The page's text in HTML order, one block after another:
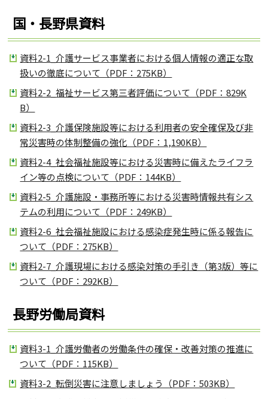
国・長野県資料
資料2-1_介護サービス事業者における個人情報の適正な取
扱いの徹底について（PDF：275KB）
資料2-2_福祉サービス第三者評価について（PDF：829K
B）
資料2-3_介護保険施設等における利用者の安全確保及び非
常災害時の体制整備の強化（PDF：1,190KB）
資料2-4_社会福祉施設等における災害時に備えたライフラ
イン等の点検について（PDF：144KB）
資料2-5_介護施設・事務所等における災害時情報共有シス
テムの利用について（PDF：249KB）
資料2-6_社会福祉施設における感染症発生時に係る報告に
ついて（PDF：275KB）
資料2-7_介護現場における感染対策の手引き（第3版）等に
ついて（PDF：292KB）
長野労働局資料
資料3-1_介護労働者の労働条件の確保・改善対策の推進に
ついて（PDF：115KB）
資料3-2_転倒災害に注意しましょう（PDF：503KB）